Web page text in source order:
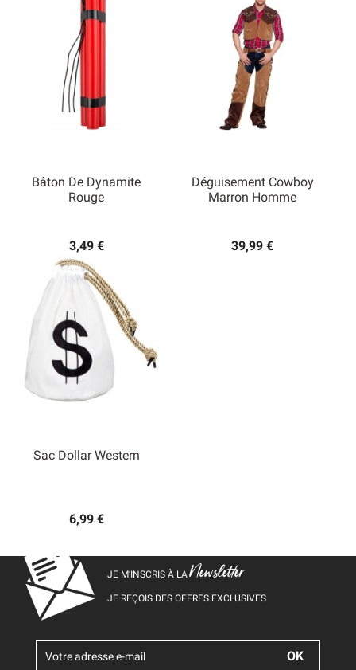
Bâton De Dynamite
Rouge
3,49 €
Déguisement Cowboy
Marron Homme
39,99 €
Sac Dollar Western
6,99 €
JE M’INSCRIS À LANewsletter
JE REÇOIS DES OFFRES EXCLUSIVES